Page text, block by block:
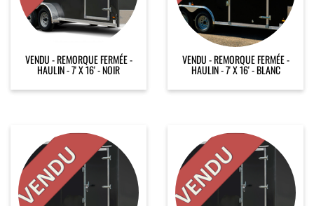
VENDU - REMORQUE FERMÉE -
HAULIN - 7' X 16' - NOIR
VENDU - REMORQUE FERMÉE -
HAULIN - 7' X 16' - BLANC